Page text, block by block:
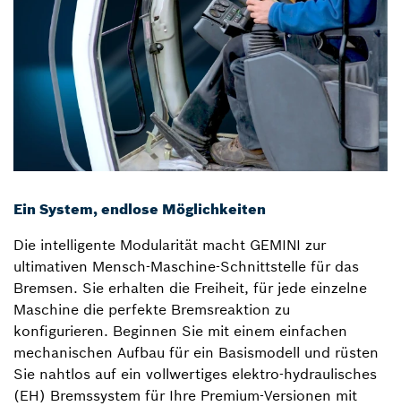
Ein System, endlose Möglichkeiten
Die intelligente Modularität macht GEMINI zur
ultimativen Mensch-Maschine-Schnittstelle für das
Bremsen. Sie erhalten die Freiheit, für jede einzelne
Maschine die perfekte Bremsreaktion zu
konfigurieren. Beginnen Sie mit einem einfachen
mechanischen Aufbau für ein Basismodell und rüsten
Sie nahtlos auf ein vollwertiges elektro-hydraulisches
(EH) Bremssystem für Ihre Premium-Versionen mit